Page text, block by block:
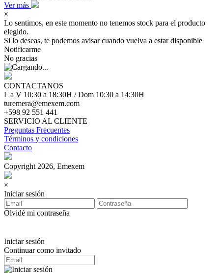
Ver más
×
Lo sentimos, en este momento no tenemos stock para el producto
elegido.
Si lo deseas, te podemos avisar cuando vuelva a estar disponible
Notificarme
No gracias
CONTACTANOS
L a V 10:30 a 18:30H / Dom 10:30 a 14:30H
turemera@emexem.com
+598 92 551 441
SERVICIO AL CLIENTE
Preguntas Frecuentes
Términos y condiciones
Contacto
Copyright 2026, Emexem
×
Iniciar sesión
Olvidé mi contraseña
Iniciar sesión
Continuar como invitado